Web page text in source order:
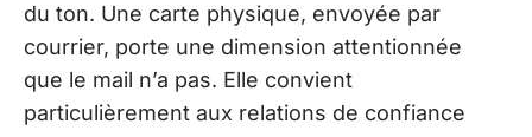
du ton. Une carte physique, envoyée par
courrier, porte une dimension attentionnée
que le mail n’a pas. Elle convient
particulièrement aux relations de confiance